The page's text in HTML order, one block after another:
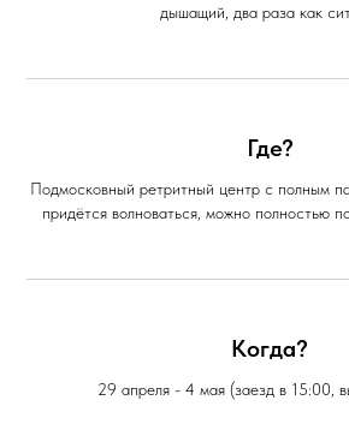
дышащий, два раза как
Где?
Подмосковный ретритный центр с полным
придётся волноваться, можно полностью
Когда?
29 апреля - 4 мая (заезд в 15:00,